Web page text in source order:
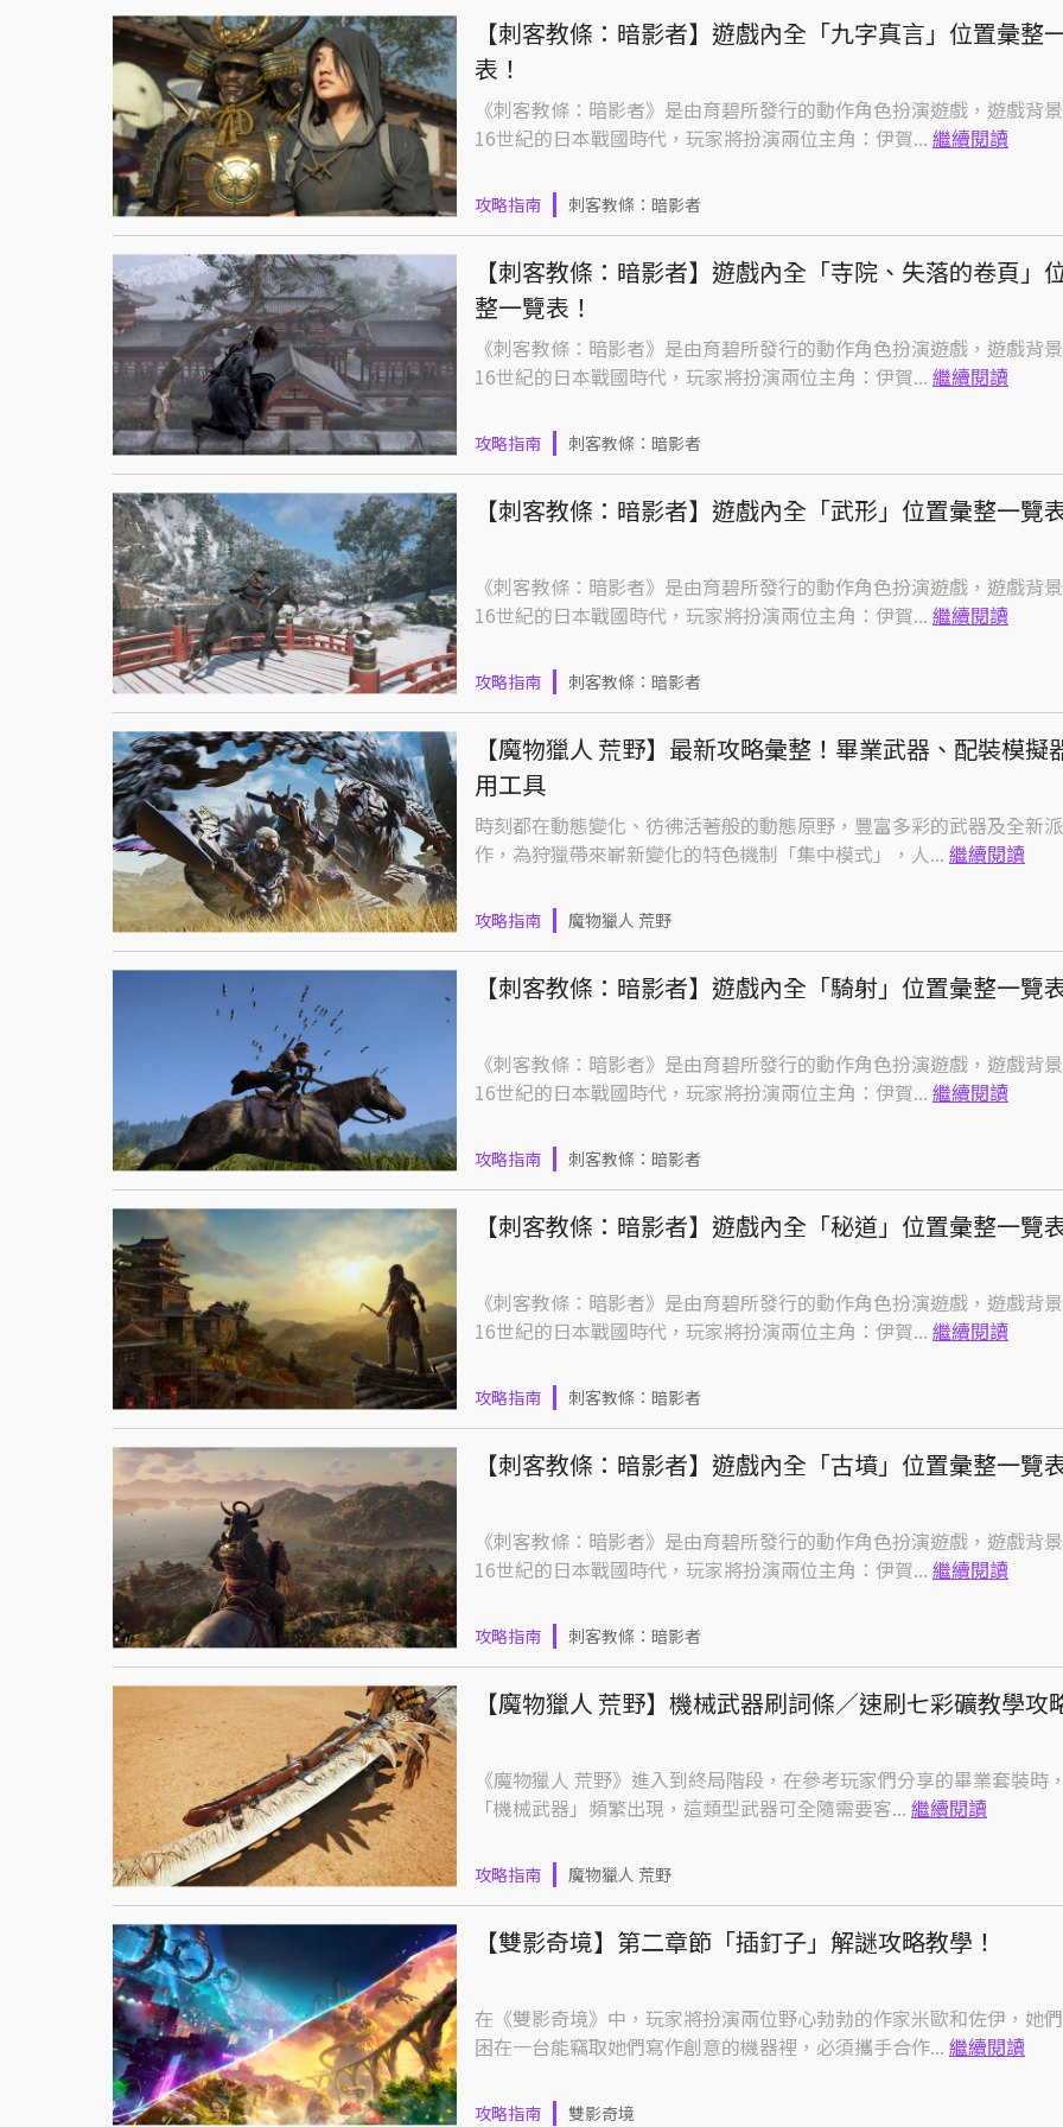
【刺客教條：暗影者】遊戲內全「九字真言」位置彙整
表！
《刺客教條：暗影者》是由育碧所發行的動作角色扮演遊戲，遊戲背
16世紀的日本戰國時代，玩家將扮演兩位主角：伊賀... 繼續閱讀
攻略指南 刺客教條：暗影者
【刺客教條：暗影者】遊戲內全「寺院、失落的卷頁」
整一覽表！
《刺客教條：暗影者》是由育碧所發行的動作角色扮演遊戲，遊戲背
16世紀的日本戰國時代，玩家將扮演兩位主角：伊賀... 繼續閱讀
攻略指南 刺客教條：暗影者
【刺客教條：暗影者】遊戲內全「武形」位置彙整一覽
《刺客教條：暗影者》是由育碧所發行的動作角色扮演遊戲，遊戲背
16世紀的日本戰國時代，玩家將扮演兩位主角：伊賀... 繼續閱讀
攻略指南 刺客教條：暗影者
【魔物獵人 荒野】最新攻略彙整！畢業武器、配裝模擬
用工具
時刻都在動態變化、彷彿活著般的動態原野，豐富多彩的武器及全新
作，為狩獵帶來嶄新變化的特色機制「集中模式」，人... 繼續閱讀
攻略指南 魔物獵人 荒野
【刺客教條：暗影者】遊戲內全「騎射」位置彙整一覽
《刺客教條：暗影者》是由育碧所發行的動作角色扮演遊戲，遊戲背
16世紀的日本戰國時代，玩家將扮演兩位主角：伊賀... 繼續閱讀
攻略指南 刺客教條：暗影者
【刺客教條：暗影者】遊戲內全「秘道」位置彙整一覽
《刺客教條：暗影者》是由育碧所發行的動作角色扮演遊戲，遊戲背
16世紀的日本戰國時代，玩家將扮演兩位主角：伊賀... 繼續閱讀
攻略指南 刺客教條：暗影者
【刺客教條：暗影者】遊戲內全「古墳」位置彙整一覽
《刺客教條：暗影者》是由育碧所發行的動作角色扮演遊戲，遊戲背
16世紀的日本戰國時代，玩家將扮演兩位主角：伊賀... 繼續閱讀
攻略指南 刺客教條：暗影者
【魔物獵人 荒野】機械武器刷詞條／速刷七彩礦教學攻
《魔物獵人 荒野》進入到終局階段，在參考玩家們分享的畢業套裝時
「機械武器」頻繁出現，這類型武器可全隨需要客... 繼續閱讀
攻略指南 魔物獵人 荒野
【雙影奇境】第二章節「插釘子」解謎攻略教學！
在《雙影奇境》中，玩家將扮演兩位野心勃勃的作家米歐和佐伊，她
困在一台能竊取她們寫作創意的機器裡，必須攜手合作... 繼續閱讀
攻略指南 雙影奇境